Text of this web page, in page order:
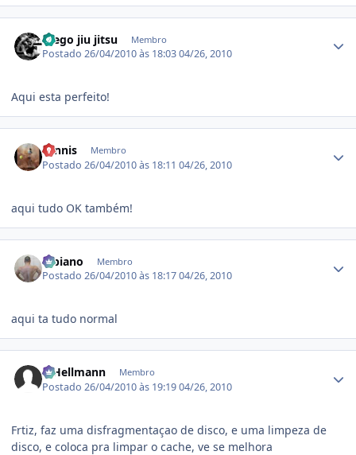
Diego jiu jitsu Membro
Postado26/04/2010 às 18:0304/26, 2010
Aqui esta perfeito!
Tennis Membro
Postado26/04/2010 às 18:1104/26, 2010
aqui tudo OK também!
Bibiano Membro
Postado26/04/2010 às 18:1704/26, 2010
aqui ta tudo normal
R.Hellmann Membro
Postado26/04/2010 às 19:1904/26, 2010
Frtiz, faz uma disfragmentaçao de disco, e uma limpeza de
disco, e coloca pra limpar o cache, ve se melhora